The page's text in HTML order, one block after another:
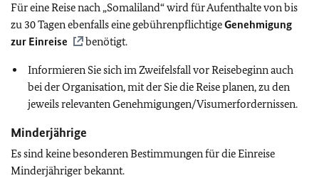
Für eine Reise nach „Somaliland“ wird für Aufenthalte von bis
zu 30 Tagen ebenfalls eine gebührenpflichtigeGenehmigung
zur Einreise
benötigt.
Informieren Sie sich im Zweifelsfall vor Reisebeginn auch
bei der Organisation, mit der Sie die Reise planen, zu den
jeweils relevanten Genehmigungen/Visumerfordernissen.
Minderjährige
Es sind keine besonderen Bestimmungen für die Einreise
Minderjähriger bekannt.